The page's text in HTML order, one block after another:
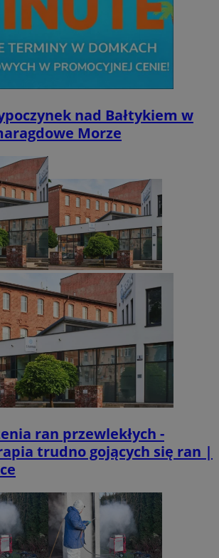
nad Bałtykiem w
Morze
ran przewlekłych -
trudno gojących się ran |